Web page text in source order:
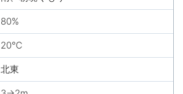
80%
20℃
北東